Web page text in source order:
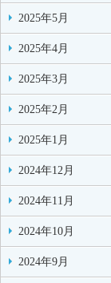
2025年5月
2025年4月
2025年3月
2025年2月
2025年1月
2024年12月
2024年11月
2024年10月
2024年9月